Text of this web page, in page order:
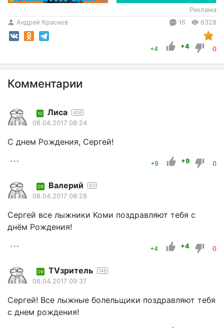
Реклама
Андрей Краснов
16 6328
+4 +4 0
Комментарии
10 Лиса 408
08.04.2017 08:24
С днем Рождения, Сергей!
+9 +9 0
09 Валерий 83
08.04.2017 08:28
Сергей все лыжники Коми поздравляют тебя с
днём Рождения!
+4 +4 0
09 TVзритель 148
08.04.2017 09:37
Сергей! Все лыжные болельщики поздравляют тебя
с днем рождения!